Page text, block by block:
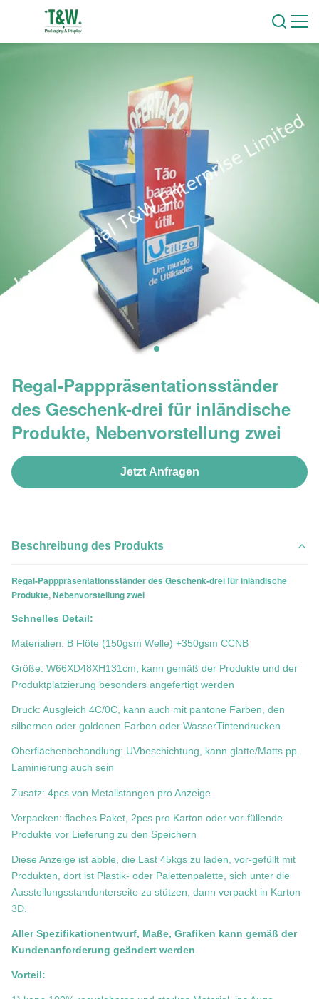
Regal-Papppräsentationsständer
des Geschenk-drei für inländische
Produkte, Nebenvorstellung zwei
Jetzt Anfragen
Beschreibung des Produkts
Regal-Papppräsentationsständer des Geschenk-drei für inländische
Produkte, Nebenvorstellung zwei
Schnelles Detail:
Materialien: B Flöte (150gsm Welle) +350gsm CCNB
Größe: W66XD48XH131cm, kann gemäß der Produkte und der
Produktplatzierung besonders angefertigt werden
Druck: Ausgleich 4C/0C, kann auch mit pantone Farben, den
silbernen oder goldenen Farben oder WasserTintendrucken
Oberflächenbehandlung: UVbeschichtung, kann glatte/Matts pp.
Laminierung auch sein
Zusatz: 4pcs von Metallstangen pro Anzeige
Verpacken: flaches Paket, 2pcs pro Karton oder vor-füllende
Produkte vor Lieferung zu den Speichern
Diese Anzeige ist abble, die Last 45kgs zu laden, vor-gefüllt mit
Produkten, dort ist Plastik- oder Palettenpalette, sich unter die
Ausstellungsstandunterseite zu stützen, dann verpackt in Karton
3D.
Aller Spezifikationentwurf, Maße, Grafiken kann gemäß der
Kundenanforderung geändert werden
Vorteil: